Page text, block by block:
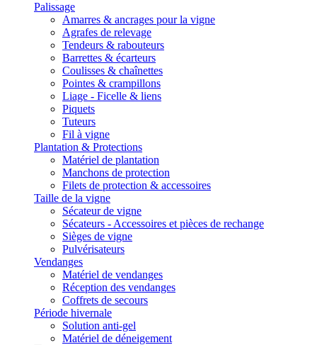
Palissage
Amarres & ancrages pour la vigne
Agrafes de relevage
Tendeurs & rabouteurs
Barrettes & écarteurs
Coulisses & chaînettes
Pointes & crampillons
Liage - Ficelle & liens
Piquets
Tuteurs
Fil à vigne
Plantation & Protections
Matériel de plantation
Manchons de protection
Filets de protection & accessoires
Taille de la vigne
Sécateur de vigne
Sécateurs - Accessoires et pièces de rechange
Sièges de vigne
Pulvérisateurs
Vendanges
Matériel de vendanges
Réception des vendanges
Coffrets de secours
Période hivernale
Solution anti-gel
Matériel de déneigement